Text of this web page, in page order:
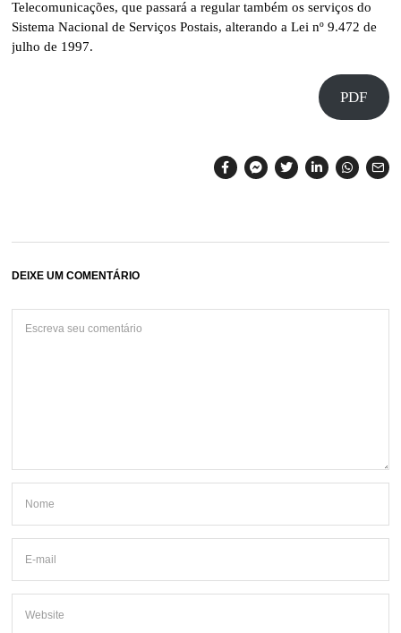
Telecomunicações, que passará a regular também os serviços do
Sistema Nacional de Serviços Postais, alterando a Lei nº 9.472 de
julho de 1997.
PDF
DEIXE UM COMENTÁRIO